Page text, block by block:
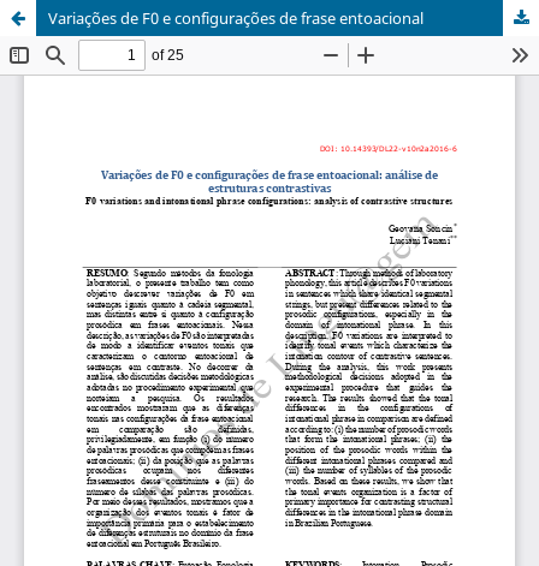
Variações de F0 e configurações de frase entoacional